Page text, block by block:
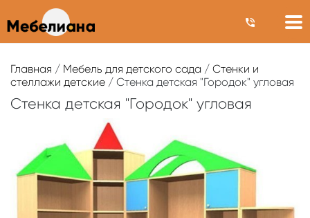
Главная / Мебель для детского сада / Стенки и
стеллажи детские / Стенка детская "Городок" угловая
Стенка детская "Городок" угловая